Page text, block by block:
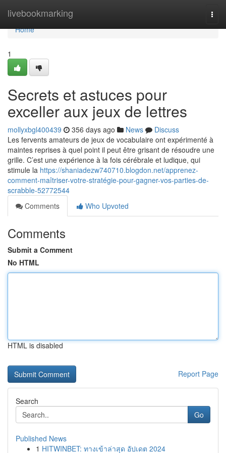
livebookmarking
Home
Home
1
Secrets et astuces pour
exceller aux jeux de lettres
mollyxbgl400439 356 days ago News
Discuss
Les fervents amateurs de jeux de vocabulaire ont expérimenté à
maintes reprises à quel point il peut être grisant de résoudre une
grille. C’est une expérience à la fois cérébrale et ludique, qui
stimule la https://shaniadezw740710.blogdon.net/apprenez-
comment-maîtriser-votre-stratégie-pour-gagner-vos-parties-de-
scrabble-52772544
Comments
Who Upvoted
Comments
Submit a Comment
No HTML
HTML is disabled
Report Page
Search
Go
Published News
1 HITWINBET: ทางเข้าล่าสุด อัปเดต 2024